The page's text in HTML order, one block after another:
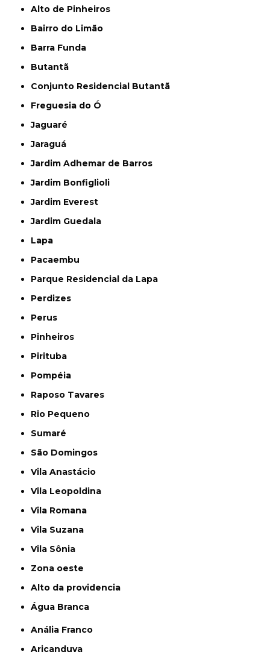
Alto de Pinheiros
Bairro do Limão
Barra Funda
Butantã
Conjunto Residencial Butantã
Freguesia do Ó
Jaguaré
Jaraguá
Jardim Adhemar de Barros
Jardim Bonfiglioli
Jardim Everest
Jardim Guedala
Lapa
Pacaembu
Parque Residencial da Lapa
Perdizes
Perus
Pinheiros
Pirituba
Pompéia
Raposo Tavares
Rio Pequeno
Sumaré
São Domingos
Vila Anastácio
Vila Leopoldina
Vila Romana
Vila Suzana
Vila Sônia
Zona oeste
alto da providencia
Água Branca
Anália Franco
Aricanduva